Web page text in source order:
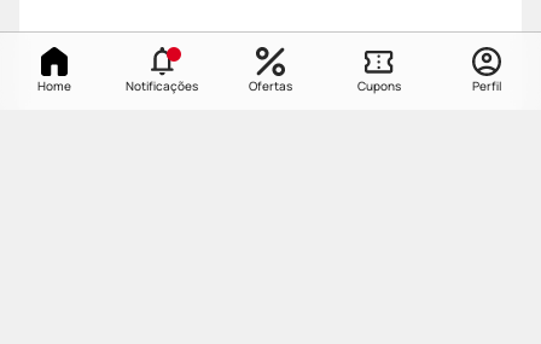
Home Notificações Ofertas Cupons Perfil